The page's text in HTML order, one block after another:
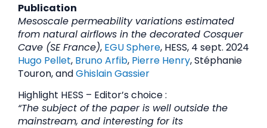
Publication
Mesoscale permeability variations estimated
from natural airflows in the decorated Cosquer
Cave (SE France), EGU Sphere, HESS, 4 sept. 2024
Hugo Pellet, Bruno Arfib, Pierre Henry, Stéphanie
Touron, andGhislain Gassier
Highlight HESS – Editor’s choice :
“The subject of the paper is well outside the
mainstream, and interesting for its